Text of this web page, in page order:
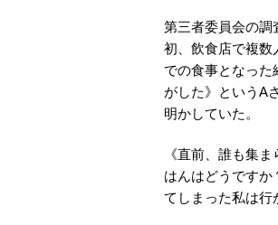
第三者委員会の調
初、飲食店で複数
での食事となっ
がした》というA
明かしていた。
《直前、誰も集
はんはどうですか
てしまった私は行